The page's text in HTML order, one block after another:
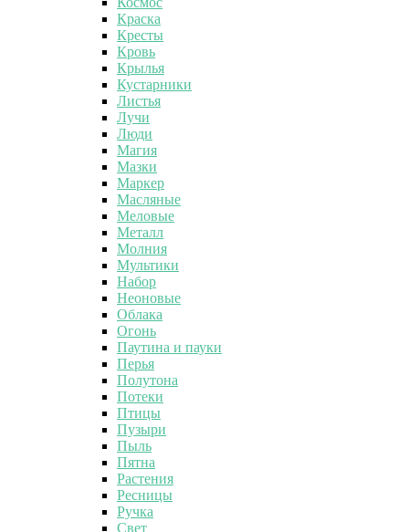
Краска
Кресты
Кровь
Крылья
Кустарники
Листья
Лучи
Люди
Магия
Мазки
Маркер
Масляные
Меловые
Металл
Молния
Мультики
Набор
Неоновые
Облака
Огонь
Паутина и пауки
Перья
Полутона
Потеки
Птицы
Пузыри
Пыль
Пятна
Растения
Ресницы
Ручка
Свет